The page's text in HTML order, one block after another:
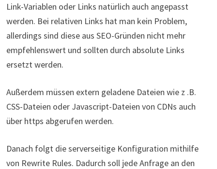
Link-Variablen oder Links natürlich auch angepasst
werden. Bei relativen Links hat man kein Problem,
allerdings sind diese aus SEO-Gründen nicht mehr
empfehlenswert und sollten durch absolute Links
ersetzt werden.
Außerdem müssen extern geladene Dateien wie z .B.
CSS-Dateien oder Javascript-Dateien von CDNs auch
über https abgerufen werden.
Danach folgt die serverseitige Konfiguration mithilfe
von Rewrite Rules. Dadurch soll jede Anfrage an den